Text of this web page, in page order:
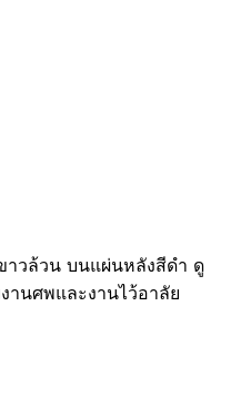
าวล้วน บนแผ่นหลังสีดำ ดู
านศพและงานไว้อาลัย